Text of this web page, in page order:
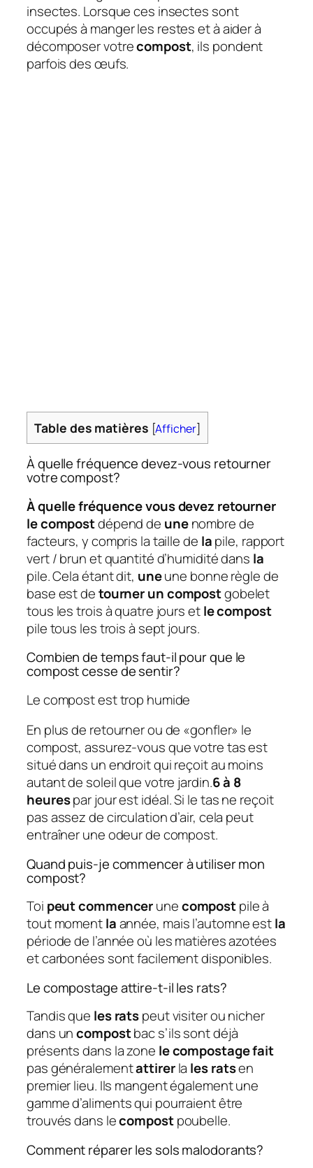
insectes. Lorsque ces insectes sont
occupés à manger les restes et à aider à
décomposer votrecompost, ils pondent
parfois des œufs.
Table des matières [Afficher]
À quelle fréquence devez-vous retourner
votre compost?
À quelle fréquence vous devez retourner
le compostdépend de unenombre de
facteurs, y compris la taille de lapile, rapport
vert / brun et quantité d’humidité dans la
pile. Cela étant dit, uneune bonne règle de
base est detourner un compostgobelet
tous les trois à quatre jours etle compost
pile tous les trois à sept jours.
Combien de temps faut-il pour que le
compost cesse de sentir?
Le compost est trop humide
En plus de retourner ou de «gonfler» le
compost, assurez-vous que votre tas est
situé dans un endroit qui reçoit au moins
autant de soleil que votre jardin.6 à 8
heurespar jour est idéal. Si le tas ne reçoit
pas assez de circulation d’air, cela peut
entraîner une odeur de compost.
Quand puis-je commencer à utiliser mon
compost?
Toi peut commencerunecompostpile à
tout momentlaannée, mais l’automne estla
période de l’année où les matières azotées
et carbonées sont facilement disponibles.
Le compostage attire-t-il les rats?
Tandis que les ratspeut visiter ou nicher
dans uncompostbac s’ils sont déjà
présents dans la zone le compostage fait
pas généralementattirerla les ratsen
premier lieu. Ils mangent également une
gamme d’aliments qui pourraient être
trouvés dans lecompostpoubelle.
Comment réparer les sols malodorants?